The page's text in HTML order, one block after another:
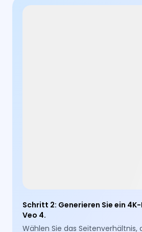
Schritt 2: Generieren Sie ein
Veo 4.
Wählen Sie das Seitenverhältnis,